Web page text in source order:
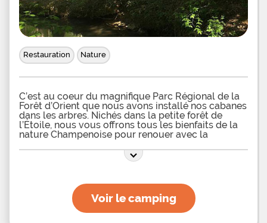
Restauration Nature
C’est au coeur du magnifique Parc Régional de la
Forêt d’Orient que nous avons installé nos cabanes
dans les arbres. Nichés dans la petite forêt de
l’Étoile, nous vous offrons tous les bienfaits de la
nature Champenoise pour renouer avec la
forêt de l'Étoile vous garantit une expérience
extraordinaire, on vous promet une nuit relaxante
boisée, installez-vous dans un nuage, on s'occupe
de tout pour vous. Annot 7 km : classé Villages et
Cités de Caractère, tous commerces, piscine,
escalade, tennis, balades familiales, gare Train des
Voir le camping